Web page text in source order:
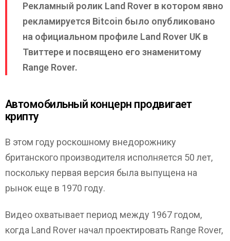
Рекламный ролик Land Rover в котором явно
рекламируется Bitcoin было опубликовано
на официальном профиле Land Rover UK в
Твиттере и посвящено его знаменитому
Range Rover.
Автомобильный концерн продвигает
крипту
В этом году роскошному внедорожнику
британского производителя исполняется 50 лет,
поскольку первая версия была выпущена на
рынок еще в 1970 году.
Видео охватывает период между 1967 годом,
когда Land Rover начал проектировать Range Rover,